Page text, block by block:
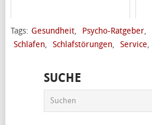
Tags: Gesundheit, Psycho-Ratgeber,
Schlafen, Schlafstörungen, Service,
SUCHE